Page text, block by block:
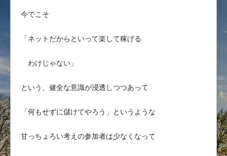
今でこそ
「ネットだからといって楽して稼げる
わけじゃない」
という、健全な意識が浸透しつつあって
「何もせずに儲けてやろう」というような
甘っちょろい考えの参加者は少なくなって